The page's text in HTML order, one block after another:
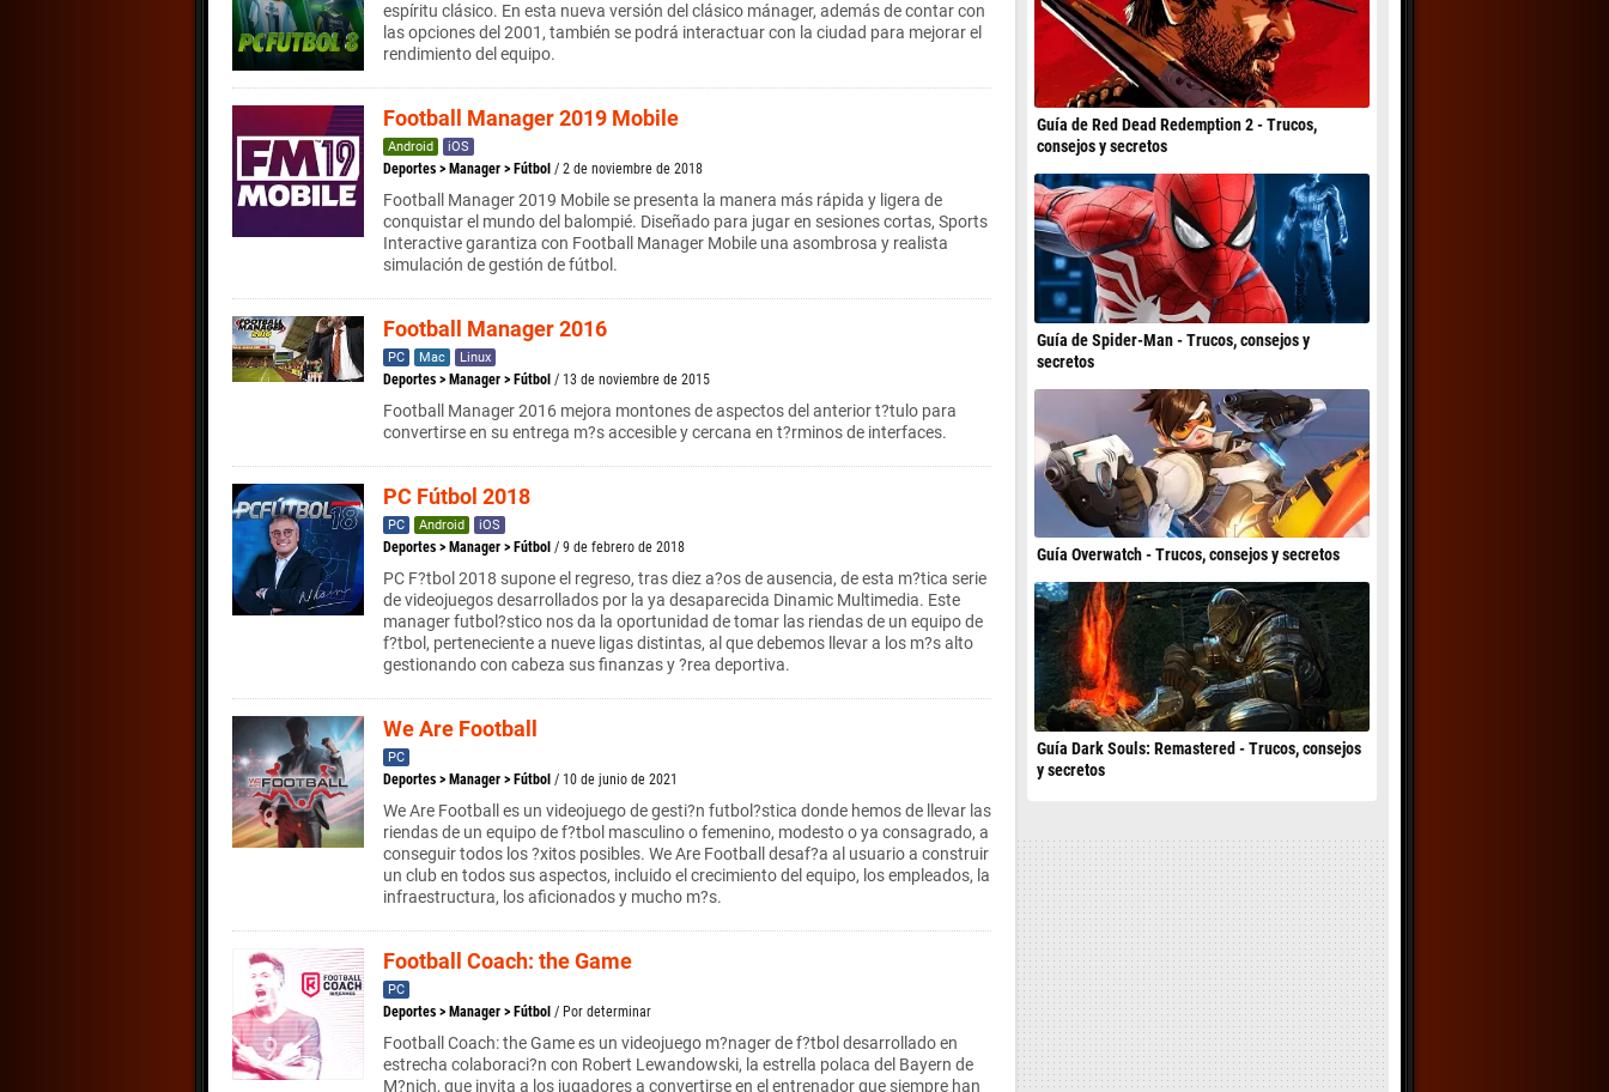
espíritu clásico. En esta nueva versión del clásico mánager, además de contar con
las opciones del 2001, también se podrá interactuar con la ciudad para mejorar el
rendimiento del equipo.
Football Manager 2019 Mobile
Android iOS
Deportes > Manager > Fútbol / 2 de noviembre de 2018
Football Manager 2019 Mobile se presenta la manera más rápida y ligera de
conquistar el mundo del balompié. Diseñado para jugar en sesiones cortas, Sports
Interactive garantiza con Football Manager Mobile una asombrosa y realista
simulación de gestión de fútbol.
Football Manager 2016
PC Mac Linux
Deportes > Manager > Fútbol / 13 de noviembre de 2015
Football Manager 2016 mejora montones de aspectos del anterior t?tulo para
convertirse en su entrega m?s accesible y cercana en t?rminos de interfaces.
PC Fútbol 2018
PC Android iOS
Deportes > Manager > Fútbol / 9 de febrero de 2018
PC F?tbol 2018 supone el regreso, tras diez a?os de ausencia, de esta m?tica serie
de videojuegos desarrollados por la ya desaparecida Dinamic Multimedia. Este
manager futbol?stico nos da la oportunidad de tomar las riendas de un equipo de
f?tbol, perteneciente a nueve ligas distintas, al que debemos llevar a los m?s alto
gestionando con cabeza sus finanzas y ?rea deportiva.
We Are Football
PC
Deportes > Manager > Fútbol / 10 de junio de 2021
We Are Football es un videojuego de gesti?n futbol?stica donde hemos de llevar las
riendas de un equipo de f?tbol masculino o femenino, modesto o ya consagrado, a
conseguir todos los ?xitos posibles. We Are Football desaf?a al usuario a construir
un club en todos sus aspectos, incluido el crecimiento del equipo, los empleados, la
infraestructura, los aficionados y mucho m?s.
Football Coach: the Game
PC
Deportes > Manager > Fútbol / Por determinar
Football Coach: the Game es un videojuego m?nager de f?tbol desarrollado en
estrecha colaboraci?n con Robert Lewandowski, la estrella polaca del Bayern de
M?nich, que invita a los jugadores a convertirse en el entrenador que siempre han
Guía de Red Dead Redemption 2 - Trucos,
consejos y secretos
Guía de Spider-Man - Trucos, consejos y
secretos
Guía Overwatch - Trucos, consejos y secretos
Guía Dark Souls: Remastered - Trucos, consejos
y secretos